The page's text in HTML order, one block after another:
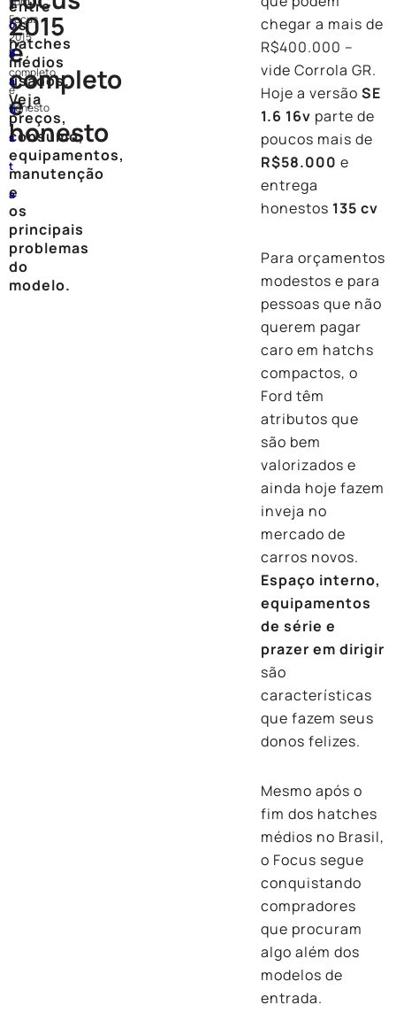
Focus
2015
é
completo
e
honesto
2015
é
completo
e
honesto
entre
os
hatches
médios
usados.
Veja
preços,
consumo,
equipamentos,
manutenção
e
os
principais
problemas
do
modelo.
o
B
a
ti
s
t
a
chegar a mais de
R$400.000 –
vide Corrola GR.
Hoje a versãoSE
1.6 16v parte de
poucos mais de
R$58.000 e
entrega
honestos 135 cv
Para orçamentos
modestos e para
pessoas que não
querem pagar
caro em hatchs
compactos, o
Ford têm
atributos que
são bem
valorizados e
ainda hoje fazem
inveja no
mercado de
carros novos.
Espaço interno,
equipamentos
de série e
prazer em dirigir
são
características
que fazem seus
donos felizes.
Mesmo após o
fim dos hatches
médios no Brasil,
o Focus segue
conquistando
compradores
que procuram
algo além dos
modelos de
entrada.